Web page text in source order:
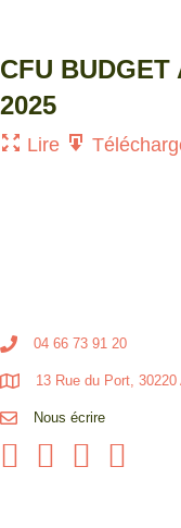
CFU BUDGET
2025
Lire
04 66 73 91 20
13 Rue du Port,
Nous écrire